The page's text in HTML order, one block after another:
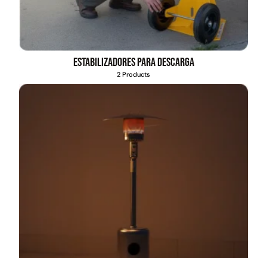
Estabilizadores para descarga
2 Products